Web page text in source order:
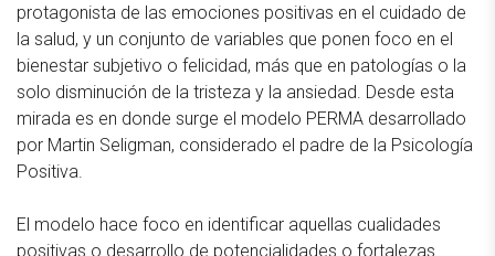
protagonista de las emociones positivas en el cuidado de
la salud, y un conjunto de variables que ponen foco en el
bienestar subjetivo o felicidad, más que en patologías o la
solo disminución de la tristeza y la ansiedad. Desde esta
mirada es en donde surge el modelo PERMA desarrollado
por Martin Seligman, considerado el padre de la Psicología
Positiva.
El modelo hace foco en identificar aquellas cualidades
positivas o desarrollo de potencialidades o fortalezas